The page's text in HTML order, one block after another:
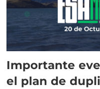
Importante
el plan de